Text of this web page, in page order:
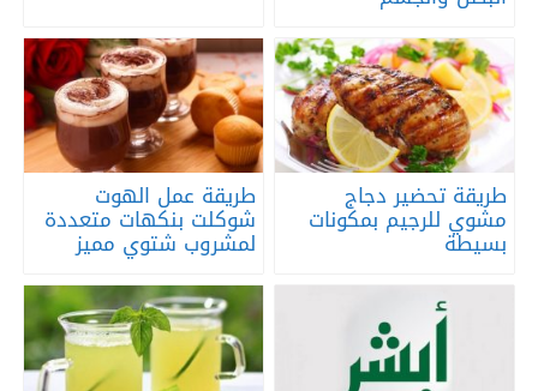
طريقة تحضير دجاج
مشوي للرجيم بمكونات
بسيطة
طريقة عمل الهوت
شوكلت بنكهات متعددة
لمشروب شتوي مميز